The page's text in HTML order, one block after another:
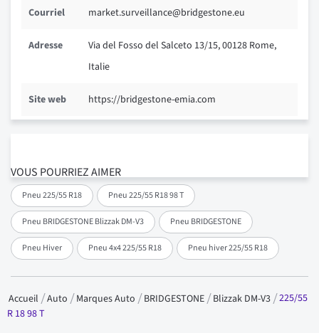
VOUS POURRIEZ AIMER
Pneu 225/55 R18 Pneu 225/55 R18 98 T
Pneu BRIDGESTONE Blizzak DM-V3 Pneu BRIDGESTONE
Pneu Hiver Pneu 4x4 225/55 R18 Pneu hiver 225/55 R18
Courriel market.surveillance@bridgestone.eu
Adresse
Via del Fosso del Salceto 13/15, 00128 Rome,
Italie
Site web https://bridgestone-emia.com
Accueil Auto Marques Auto BRIDGESTONE Blizzak DM-V3 225/55
R 18 98 T